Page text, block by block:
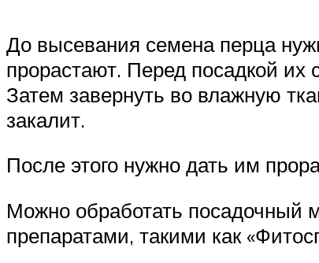
До высевания семена перца
прорастают. Перед посадкой их
Затем завернуть во влажную
закалит.
После этого нужно дать им
Можно обработать посадочный
препаратами, такими как